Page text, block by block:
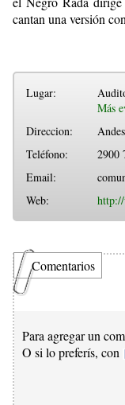
cantan una versión
Lugar:
Más
Direccion:
Teléfono:
2900
Email:
Web:
Comentarios
Para agregar un
O si lo preferís, con